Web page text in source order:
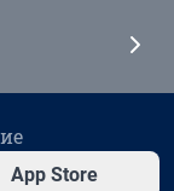
App Store